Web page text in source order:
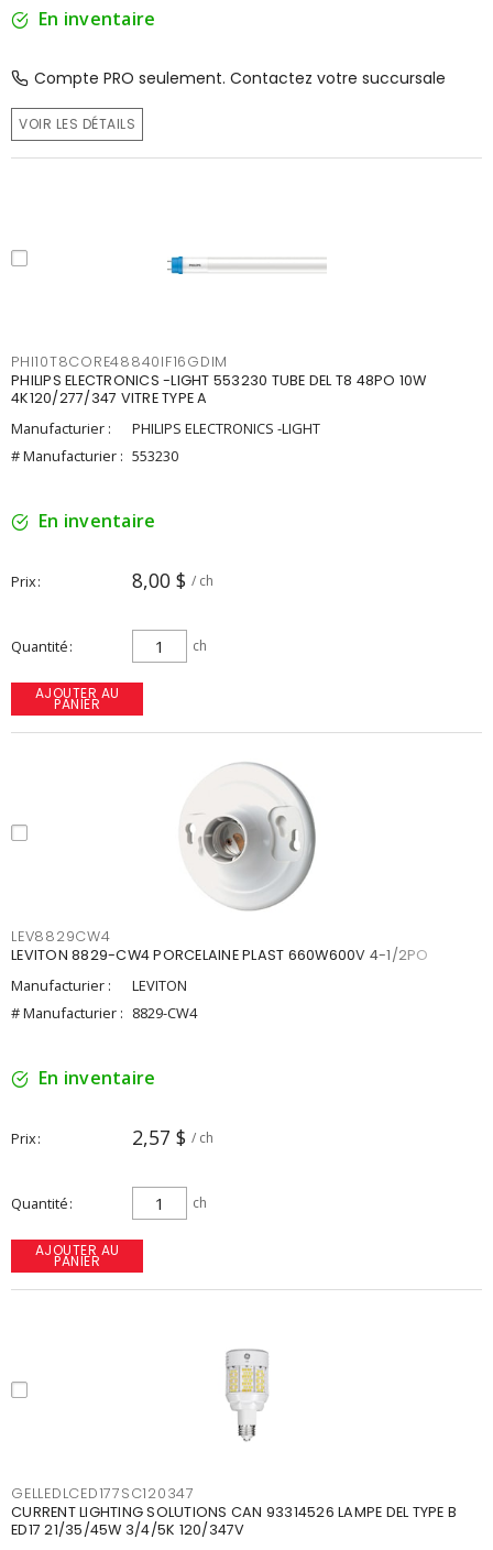
En inventaire
Compte PRO seulement. Contactez votre succursale
VOIR LES DÉTAILS
PHI10T8CORE48840IF16GDIM
PHILIPS ELECTRONICS -LIGHT 553230 TUBE DEL T8 48PO 10W
4K120/277/347 VITRE TYPE A
Manufacturier :
PHILIPS ELECTRONICS -LIGHT
# Manufacturier : 553230
En inventaire
Prix 8,00 $ / ch
Quantité ch
AJOUTER AU
PANIER
LEV8829CW4
LEVITON 8829-CW4 PORCELAINE PLAST 660W600V 4-1/2PO
Manufacturier :
LEVITON
# Manufacturier : 8829-CW4
En inventaire
Prix 2,57 $ / ch
Quantité ch
AJOUTER AU
PANIER
GELLEDLCED177SC120347
CURRENT LIGHTING SOLUTIONS CAN 93314526 LAMPE DEL TYPE B
ED17 21/35/45W 3/4/5K 120/347V